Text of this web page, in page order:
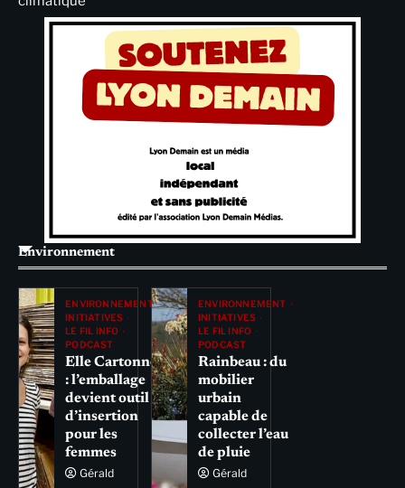
Environnement
ENVIRONNEMENT
INITIATIVES
LE FIL INFO
PODCAST
Elle Cartonne
: l’emballage
devient outil
d’insertion
pour les
femmes
Gérald
ENVIRONNEMENT
INITIATIVES
LE FIL INFO
PODCAST
Rainbeau : du
mobilier
urbain
capable de
collecter l’eau
de pluie
Gérald